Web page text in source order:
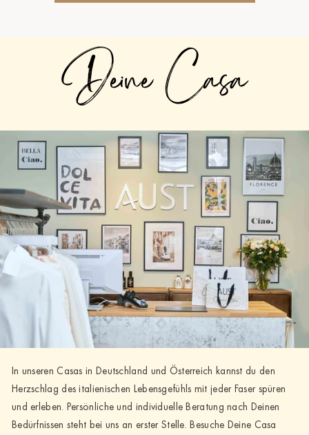
Deine Casa
In unseren Casas in Deutschland und Österreich kannst du den
Herzschlag des italienischen Lebensgefühls mit jeder Faser spüren
und erleben. Persönliche und individuelle Beratung nach Deinen
Bedürfnissen steht bei uns an erster Stelle. Besuche Deine Casa